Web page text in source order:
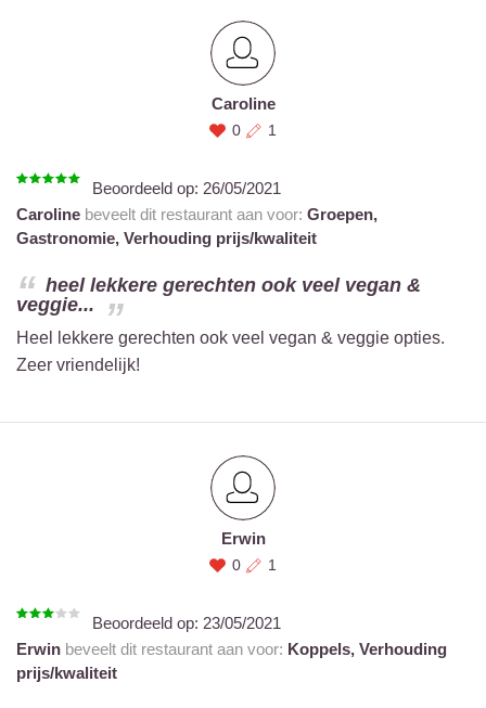
Caroline
0 1
Beoordeeld op: 26/05/2021
Caroline beveelt dit restaurant aan voor: Groepen,
Gastronomie, Verhouding prijs/kwaliteit
heel lekkere gerechten ook veel vegan &
veggie...
Heel lekkere gerechten ook veel vegan & veggie opties.
Zeer vriendelijk!
Erwin
0 1
Beoordeeld op: 23/05/2021
Erwin beveelt dit restaurant aan voor: Koppels, Verhouding
prijs/kwaliteit